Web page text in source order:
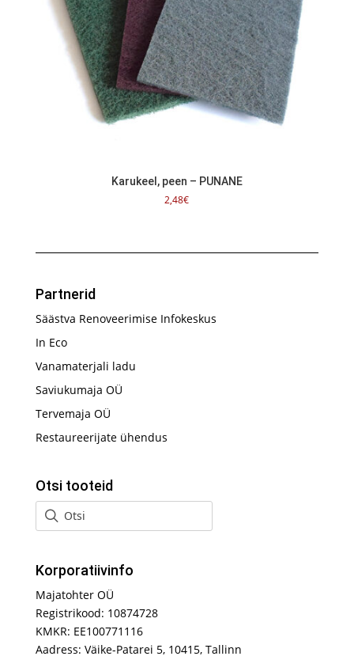
Karukeel, peen – PUNANE
2,48€
Partnerid
Säästva Renoveerimise Infokeskus
In Eco
Vanamaterjali ladu
Saviukumaja OÜ
Tervemaja OÜ
Restaureerijate ühendus
Otsi tooteid
Korporatiivinfo
Majatohter OÜ
Registrikood: 10874728
KMKR: EE100771116
Aadress: Väike-Patarei 5, 10415, Tallinn